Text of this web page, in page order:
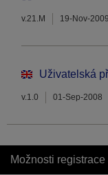
v.21.M 19-Nov-2009
Uživatelská
v.1.0 01-Sep-2008
Možnosti